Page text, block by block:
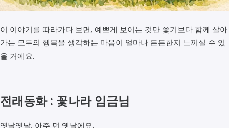
이 이야기를 따라가다 보면, 예쁘게 보이는 것만 쫓기보다 함께 살아
가는 모두의 행복을 생각하는 마음이 얼마나 든든한지 느끼실 수 있
을 거예요.
전래동화 : 꽃나라 임금님
옛날옛날, 아주 먼 옛날에요.